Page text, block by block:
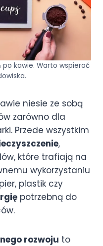
po kawie. Warto wspierać
niesie ze sobą
zarówno dla
Przede wszystkim
,
które trafiają na
wykorzystaniu
plastik czy
potrzebną do
rozwoju to